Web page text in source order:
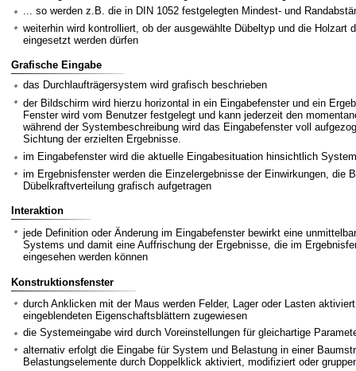
... so werden z.B. die in DIN 1052 festgelegten Mindest- und
weiterhin wird kontrolliert, ob der ausgewählte Dübeltyp und die Holzart
eingesetzt werden dürfen
Grafische Eingabe
das Durchlaufträgersystem wird grafisch beschrieben
der Bildschirm wird hierzu horizontal in ein Eingabefenster und ein
Fenster wird vom Benutzer festgelegt und kann jederzeit den
während der Systembeschreibung wird das Eingabefenster voll
Sichtung der erzielten Ergebnisse.
im Eingabefenster wird die aktuelle Eingabesituation hinsichtlich
im Ergebnisfenster werden die Einzelergebnisse der Einwirkungen, die
Dübelkraftverteilung grafisch aufgetragen
Interaktion
jede Definition oder Änderung im Eingabefenster bewirkt eine
Systems und damit eine Auffrischung der Ergebnisse, die im
eingesehen werden können
Konstruktionsfenster
durch Anklicken mit der Maus werden Felder, Lager oder Lasten
eingeblendeten Eigenschaftsblättern zugewiesen
die Systemeingabe wird durch Voreinstellungen für gleichartige
alternativ erfolgt die Eingabe für System und Belastung in einer
Belastungselemente durch Doppelklick aktiviert, modifiziert oder